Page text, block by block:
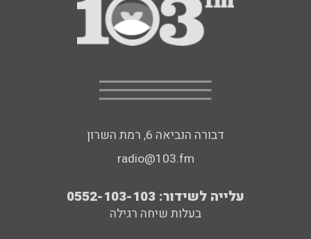
דבורה הנביאה 6, רמת השרון
radio@103.fm
עלייה לשידור: 0552-103-103
בעלות שיחה רגילה